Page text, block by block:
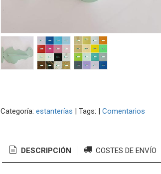
Categoría: estanterías | Tags: | Comentarios
DESCRIPCIÓN COSTES DE ENVÍO